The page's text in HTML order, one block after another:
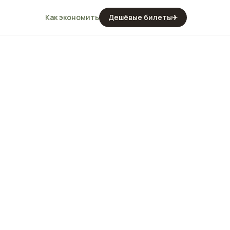
Как экономить Дешёвые билеты✈